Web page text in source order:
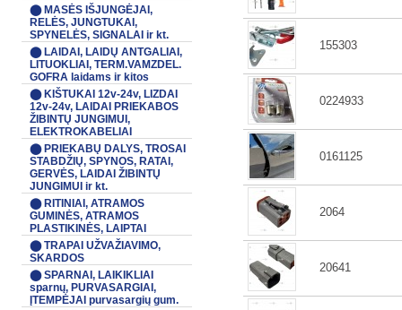
⬤ MASĖS IŠJUNGĖJAI,
RELĖS, JUNGTUKAI,
SPYNELĖS, SIGNALAI ir kt.
⬤ LAIDAI, LAIDŲ ANTGALIAI,
LITUOKLIAI, TERM.VAMZDEL.
GOFRA laidams ir kitos
⬤ KIŠTUKAI 12v-24v, LIZDAI
12v-24v, LAIDAI PRIEKABOS
ŽIBINTŲ JUNGIMUI,
ELEKTROKABELIAI
⬤ PRIEKABŲ DALYS, TROSAI
STABDŽIŲ, SPYNOS, RATAI,
GERVĖS, LAIDAI ŽIBINTŲ
JUNGIMUI ir kt.
⬤ RITINIAI, ATRAMOS
GUMINĖS, ATRAMOS
PLASTIKINĖS, LAIPTAI
⬤ TRAPAI UŽVAŽIAVIMO,
SKARDOS
⬤ SPARNAI, LAIKIKLIAI
sparnų, PURVASARGIAI,
ĮTEMPĖJAI purvasargių gum.
155303
0224933
0161125
2064
20641